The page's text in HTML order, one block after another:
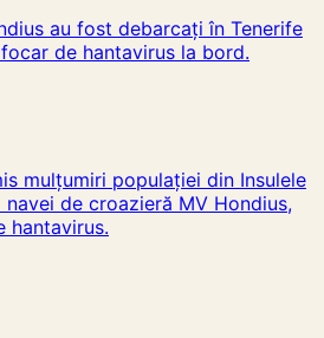
au fost debarcați în Tenerife
de hantavirus la bord.
mulțumiri populației din Insulele
de croazieră MV Hondius,
hantavirus.